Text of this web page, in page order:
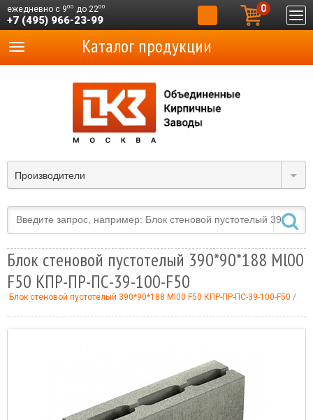
ежедневно с 900 до 2200
+7 (495) 966-23-99
0
Производители
Каталог продукции
Блок стеновой пустотелый 390*90*188 Ml00
F50 КПР-ПР-ПС-39-100-F50
Блок стеновой пустотелый 390*90*188 Ml00 F50 КПР-ПР-ПС-39-100-F50